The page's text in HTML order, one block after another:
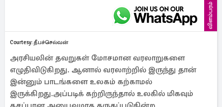
விளம்பரம்
Courtesy: தீபச்செல்வன்
அரசியலின் தவறுகள் மோசமான வரலாறுகளை
எழுதிவிடுகிறது. ஆனால் வரலாற்றில் இருந்து தான்
இன்னும் பாடங்களை உலகம் கற்காமல்
இருக்கிறது.அப்படிக் கற்றிருந்தால் உலகில் மிகவும்